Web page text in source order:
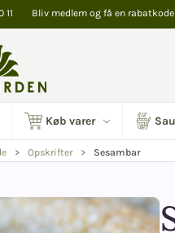
11 Bliv medlem og få en
Køb varer
Opskrifter Sesambar